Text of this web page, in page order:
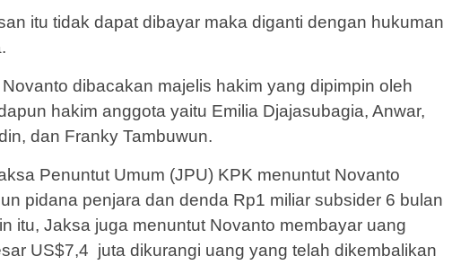
itu tidak dapat dibayar maka diganti dengan hukuman
dibacakan majelis hakim yang dipimpin oleh
hakim anggota yaitu Emilia Djajasubagia, Anwar,
dan Franky Tambuwun.
Penuntut Umum (JPU) KPK menuntut Novanto
pidana penjara dan denda Rp1 miliar subsider 6 bulan
itu, Jaksa juga menuntut Novanto membayar uang
US$7,4 juta dikurangi uang yang telah dikembalikan